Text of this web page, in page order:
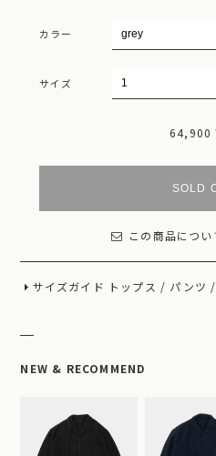
カラー
サイズ
64,900
SOLD
この商品につ
サイズガイド トップス / パンツ /
NEW & RECOMMEND